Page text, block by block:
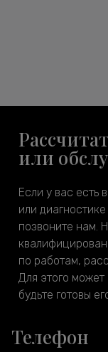
или
Если у вас есть
или
позвоните нам.
по работам,
Для этого
будьте готовы
Телефон